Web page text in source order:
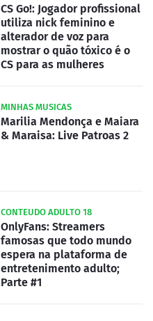
CS Go!: Jogador profissional
utiliza nick feminino e
alterador de voz para
mostrar o quão tóxico é o
CS para as mulheres
MINHAS MUSICAS
Marilia Mendonça e Maiara
& Maraisa: Live Patroas 2
CONTEUDO ADULTO 18
OnlyFans: Streamers
famosas que todo mundo
espera na plataforma de
entretenimento adulto;
Parte #1